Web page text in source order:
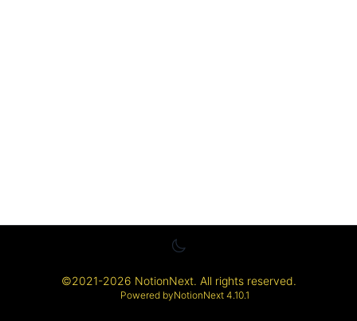
©2021-2026 NotionNext. All rights reserved.
Powered byNotionNext 4.10.1